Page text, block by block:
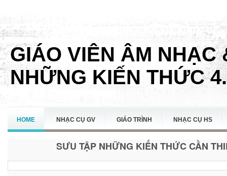
GIÁO VIÊN ÂM NHẠC
NHỮNG KIẾN THỨC
HOME NHẠC CỤ GV GIÁO TRÌNH NHẠC CỤ HS
SƯU TẬP NHỮNG KIẾN THỨC CẦN